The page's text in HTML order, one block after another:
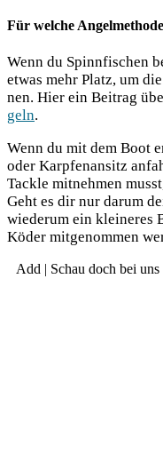
Für welche
Wenn du Spinn­fi­schen
etwas mehr Platz, um
nen. Hier ein Bei­trag
geln.
Wenn du mit dem Boot
oder Karp­fen­an­sitz
Tack­le mit­neh­men
Geht es dir nur dar­um
wie­der­um ein klei­ne­res
Köder mit­ge­nom­men
Add | Schau doch bei